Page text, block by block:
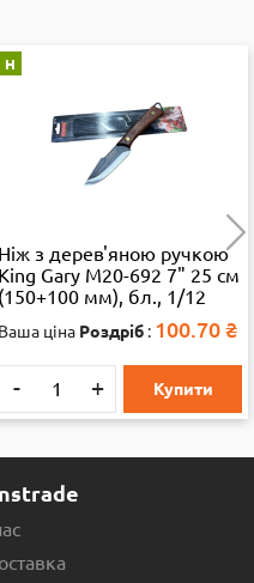
Н
Ніж з дерев'яною ручкою
King Gary M20-692 7" 25 см
(150+100 мм), бл., 1/12
Ваша ціна Роздріб : 100.70 ₴
- + Купити